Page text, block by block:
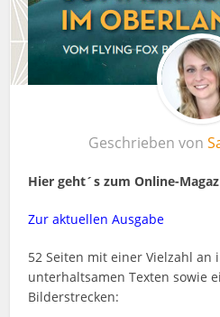
Geschrieben von
Hier geht´s zum Online-
Zur aktuellen Ausgabe
52 Seiten mit einer Vielzahl an
unterhaltsamen Texten sowie
Bilderstrecken: